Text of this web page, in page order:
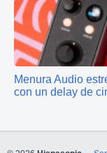
Menura Audio
con un delay de